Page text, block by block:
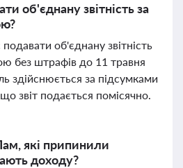
об'єднану звітність за
об'єднану звітність
без штрафів до 11 травня
здійснюється за підсумками
звіт подається помісячно.
які припинили
доходу?